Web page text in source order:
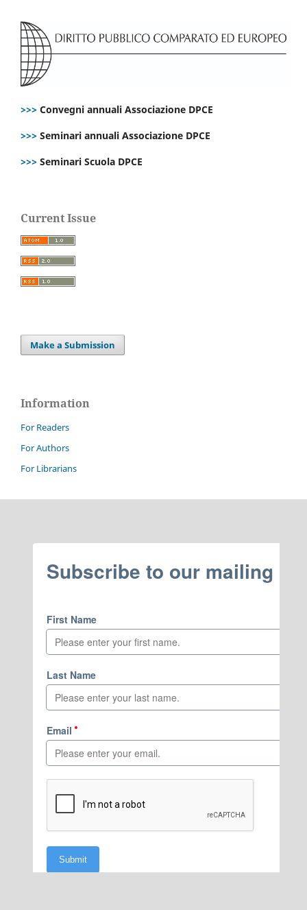
>>> Convegni annuali Associazione DPCE
>>> Seminari annuali Associazione DPCE
>>> Seminari Scuola DPCE
Current Issue
Make a Submission
Information
For Readers
For Authors
For Librarians